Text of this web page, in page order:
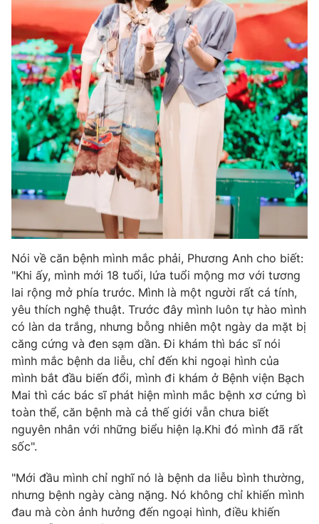
VTV Sức khoẻ Bất động sản
Thị trường 24h Tấm lòng Việt
VTV4 Vươn mình bằng AI
VTV9 VTV8
Liên hệ tòa soạn English
THỜI BÁO VTV
Theo dõi báo trên
Cơ quan chủ quản:Đài Truyền hình Việt Nam
Cơ quan báo chí:Thời báo VTV
Giấy phép hoạt động báo in và báo điện tử số 483/GP-BTTTT
cấp ngày 29/12/2023
Tổng Biên tập: Vũ Thanh Thủy
Phó Tổng Biên tập:
Tổng đài VTV:024.38 355 931 - 024.38 355 932
Ðiện thoại Thời báo VTV: 024.66 897 897
Nói về căn bệnh mình mắc phải, Phương Anh cho biết:
"Khi ấy, mình mới 18 tuổi, lứa tuổi mộng mơ với tương
lai rộng mở phía trước. Mình là một người rất cá tính,
yêu thích nghệ thuật. Trước đây mình luôn tự hào mình
có làn da trắng, nhưng bỗng nhiên một ngày da mặt bị
căng cứng và đen sạm dần. Đi khám thì bác sĩ nói
mình mắc bệnh da liễu, chỉ đến khi ngoại hình của
mình bắt đầu biến đổi, mình đi khám ở Bệnh viện Bạch
Mai thì các bác sĩ phát hiện mình mắc bệnh xơ cứng bì
toàn thể, căn bệnh mà cả thế giới vẫn chưa biết
nguyên nhân với những biểu hiện lạ.Khi đó mình đã rất
sốc".
"Mới đầu mình chỉ nghĩ nó là bệnh da liễu bình thường,
nhưng bệnh ngày càng nặng. Nó không chỉ khiến mình
đau mà còn ảnh hưởng đến ngoại hình, điều khiến